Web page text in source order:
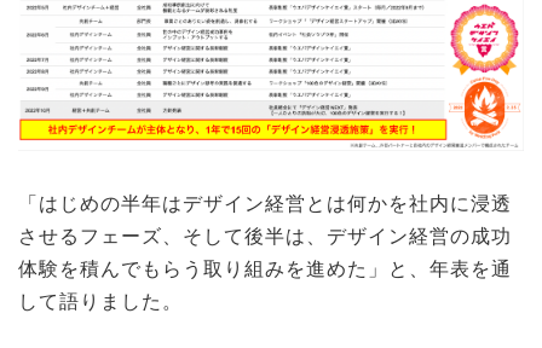
「はじめの半年はデザイン経営とは何かを社内に浸透
させるフェーズ、そして後半は、デザイン経営の成功
体験を積んでもらう取り組みを進めた」と、年表を通
して語りました。